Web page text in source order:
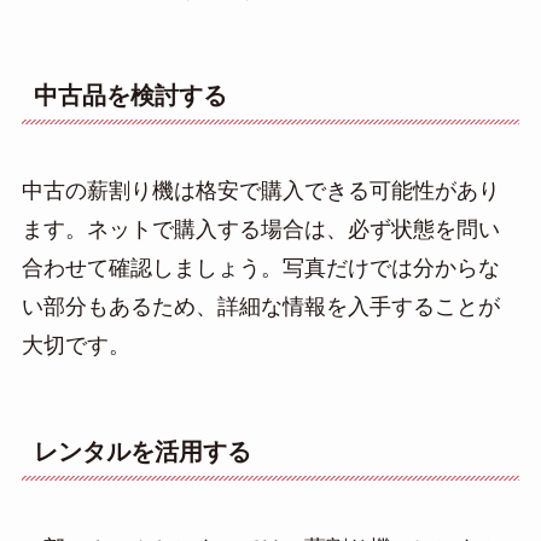
中古品を検討する
中古の薪割り機は格安で購入できる可能性があり
ます。ネットで購入する場合は、必ず状態を問い
合わせて確認しましょう。写真だけでは分からな
い部分もあるため、詳細な情報を入手することが
大切です。
レンタルを活用する